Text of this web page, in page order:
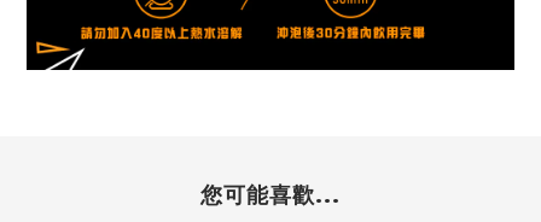
您可能喜歡...